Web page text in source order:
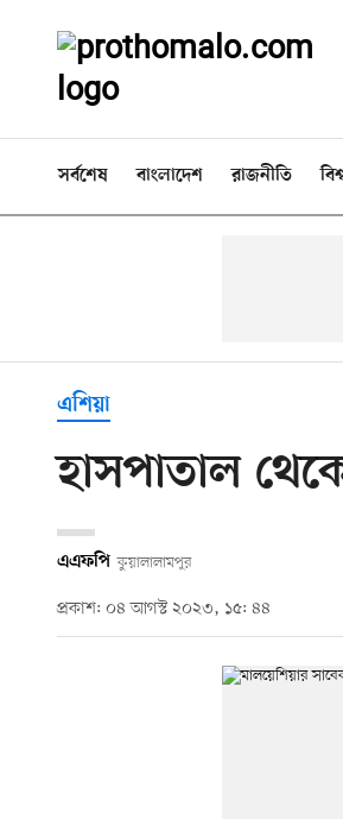
সর্বশেষ বাংলাদেশ রাজনীতি
এশিয়া
হাসপাতাল
এএফপি কুয়ালালামপুর
প্রকাশ: ০৪ আগস্ট ২০২৩, ১৫: ৪৪